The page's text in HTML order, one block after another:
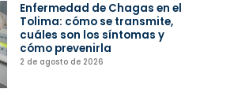
Enfermedad de Chagas en el
Tolima: cómo se transmite,
cuáles son los síntomas y
cómo prevenirla
2 de agosto de 2026